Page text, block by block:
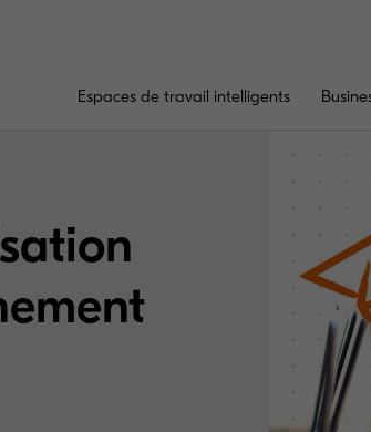
Espaces de travail intelligents